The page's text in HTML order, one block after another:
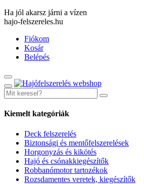
Ha jól akarsz járni a vízen
hajo-felszereles.hu
Fiókom
Kosár
Belépés
Kiemelt kategóriák
Deck felszerelés
Biztonsági és mentőfelszerelések
Horgonyzás és kikötés
Hajó és csónakkiegészítők
Robbanómotor tartozékok
Rozsdamentes veretek, kiegészítők